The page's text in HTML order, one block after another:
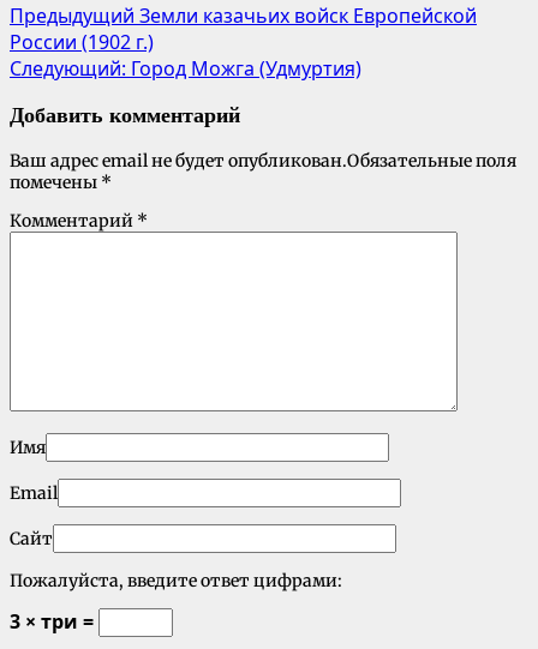
Предыдущий Земли казачьих войск Европейской
России (1902 г.)
Следующий: Город Можга (Удмуртия)
Добавить комментарий
Ваш адрес email не будет опубликован.Обязательные поля
помечены *
Комментарий *
Имя
Email
Сайт
Пожалуйста, введите ответ цифрами:
3 × три =